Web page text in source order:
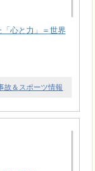
心と力」＝世界
故＆スポーツ情報